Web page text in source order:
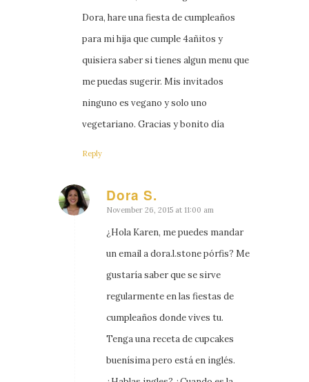
Dora, hare una fiesta de cumpleaños
para mi hija que cumple 4añitos y
quisiera saber si tienes algun menu que
me puedas sugerir. Mis invitados
ninguno es vegano y solo uno
vegetariano. Gracias y bonito día
Reply
Dora S.
says:
November 26, 2015 at 11:00 am
¿Hola Karen, me puedes mandar
un email a dora.l.stone pórfis? Me
gustaría saber que se sirve
regularmente en las fiestas de
cumpleaños donde vives tu.
Tenga una receta de cupcakes
buenísima pero está en inglés.